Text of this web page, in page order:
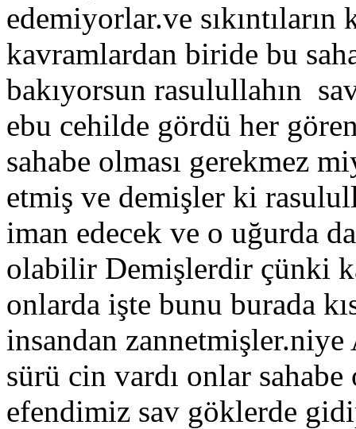
edemiyorlar.ve
kavramlardan biride bu
bakıyorsun rasulullahın
ebu cehilde gördü her
sahabe olması gerekmez
etmiş ve demişler ki
iman edecek ve o uğurda
olabilir Demişlerdir çünki
onlarda işte bunu burada
insandan
sürü cin vardı onlar
efendimiz sav göklerde